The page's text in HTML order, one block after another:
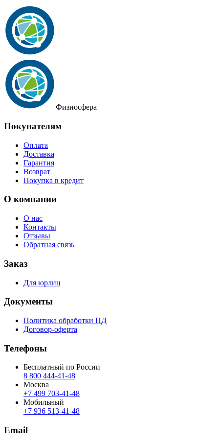
Физиосфера
Покупателям
Оплата
Доставка
Гарантия
Возврат
Покупка в кредит
О компании
О нас
Контакты
Отзывы
Обратная связь
Заказ
Для юрлиц
Документы
Политика обработки ПД
Договор-оферта
Телефоны
Бесплатный по России
8 800 444‑41‑48
Москва
+7 499 703‑41‑48
Мобильный
+7 936 513‑41‑48
Email